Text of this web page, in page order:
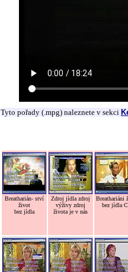
Tyto pořady (.mpg) naleznete v sekci
Breatharián- ství
život
bez jídla
Zdroj jídla zdroj
výživy zdroj
života je v nás
Breathariáni
bez jídla